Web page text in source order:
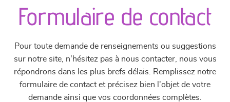
Formulaire de contact
Pour toute demande de renseignements ou suggestions
sur notre site, n'hésitez pas à nous contacter, nous vous
répondrons dans les plus brefs délais. Remplissez notre
formulaire de contact et précisez bien l'objet de votre
demande ainsi que vos coordonnées complètes.